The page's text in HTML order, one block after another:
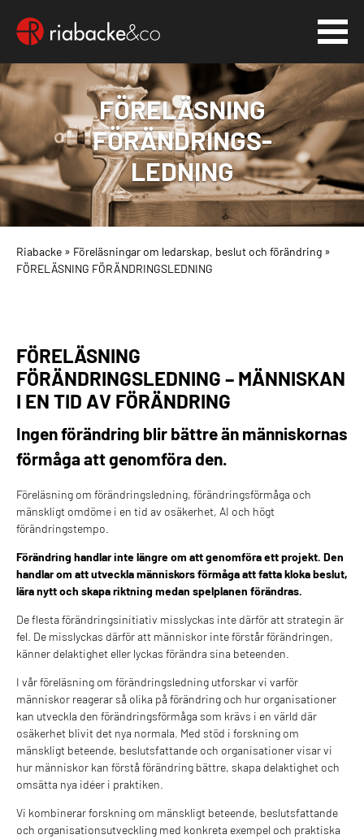
FÖRELÄSNING
FÖRÄNDRINGS-
LEDNING
Riabacke » Föreläsningar om ledarskap, beslut och förändring »
FÖRELÄSNING FÖRÄNDRINGSLEDNING
FÖRELÄSNING
FÖRÄNDRINGSLEDNING – MÄNNISKAN
I EN TID AV FÖRÄNDRING
Ingen förändring blir bättre än människornas
förmåga att genomföra den.
Föreläsning om förändringsledning, förändringsförmåga och
mänskligt omdöme i en tid av osäkerhet, AI och högt
förändringstempo.
Förändring handlar inte längre om att genomföra ett projekt. Den
handlar om att utveckla människors förmåga att fatta kloka beslut,
lära nytt och skapa riktning medan spelplanen förändras.
De flesta förändringsinitiativ misslyckas inte därför att strategin är
fel. De misslyckas därför att människor inte förstår förändringen,
känner delaktighet eller lyckas förändra sina beteenden.
I vår föreläsning om förändringsledning utforskar vi varför
människor reagerar så olika på förändring och hur organisationer
kan utveckla den förändringsförmåga som krävs i en värld där
osäkerhet blivit det nya normala. Med stöd i forskning om
mänskligt beteende, beslutsfattande och organisationer visar vi
hur människor kan förstå förändring bättre, skapa delaktighet och
omsätta nya idéer i praktiken.
Vi kombinerar forskning om mänskligt beteende, beslutsfattande
och organisationsutveckling med konkreta exempel och praktiska